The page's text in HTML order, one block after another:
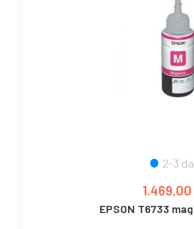
2-3
1.469,00
EPSON T6733